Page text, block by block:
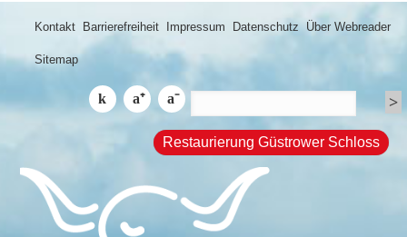
Kontakt Barrierefreiheit Impressum Datenschutz Über Webreader
Sitemap
Restaurierung Güstrower Schloss